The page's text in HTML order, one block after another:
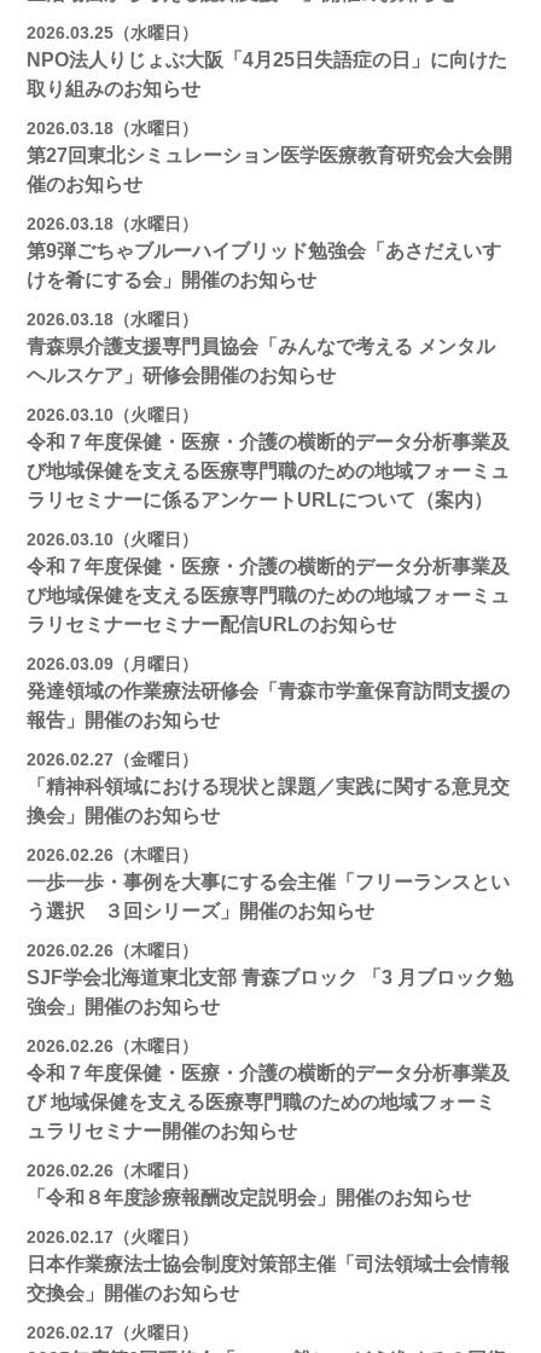
2026.03.25（水曜日）
NPO法人りじょぶ大阪「4月25日失語症の日」に向けた
取り組みのお知らせ
2026.03.18（水曜日）
第27回東北シミュレーション医学医療教育研究会大会開
催のお知らせ
2026.03.18（水曜日）
第9弾ごちゃブルーハイブリッド勉強会「あさだえいす
けを肴にする会」開催のお知らせ
2026.03.18（水曜日）
青森県介護支援専門員協会「みんなで考える メンタル
ヘルスケア」研修会開催のお知らせ
2026.03.10（火曜日）
令和７年度保健・医療・介護の横断的データ分析事業及
び地域保健を支える医療専門職のための地域フォーミュ
ラリセミナーに係るアンケートURLについて（案内）
2026.03.10（火曜日）
令和７年度保健・医療・介護の横断的データ分析事業及
び地域保健を支える医療専門職のための地域フォーミュ
ラリセミナーセミナー配信URLのお知らせ
2026.03.09（月曜日）
発達領域の作業療法研修会「青森市学童保育訪問支援の
報告」開催のお知らせ
2026.02.27（金曜日）
「精神科領域における現状と課題／実践に関する意見交
換会」開催のお知らせ
2026.02.26（木曜日）
一歩一歩・事例を大事にする会主催「フリーランスとい
う選択 ３回シリーズ」開催のお知らせ
2026.02.26（木曜日）
SJF学会北海道東北支部 ⻘森ブロック 「3 月ブロック勉
強会」開催のお知らせ
2026.02.26（木曜日）
令和７年度保健・医療・介護の横断的データ分析事業及
び 地域保健を支える医療専門職のための地域フォーミ
ュラリセミナー開催のお知らせ
2026.02.26（木曜日）
「令和８年度診療報酬改定説明会」開催のお知らせ
2026.02.17（火曜日）
日本作業療法士協会制度対策部主催「司法領域士会情報
交換会」開催のお知らせ
2026.02.17（火曜日）